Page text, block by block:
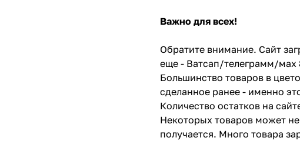
Важно для всех!
Обратите внимание. Сайт
еще - Ватсап/телеграмм/мах
Большинство товаров в
сделанное ранее - именно
Количество остатков на
Некоторых товаров может
получается. Много товара